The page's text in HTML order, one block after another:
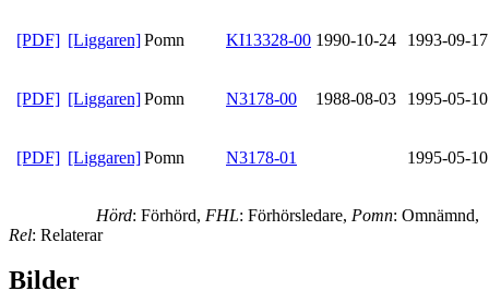
[PDF] [Liggaren]Pomn KI13328-00 1990-10-24 1993-09-17
[PDF] [Liggaren]Pomn N3178-00 1988-08-03 1995-05-10
[PDF] [Liggaren]Pomn N3178-01 1995-05-10
Hörd: Förhörd, FHL: Förhörsledare, Pomn: Omnämnd,
Rel: Relaterar
Bilder